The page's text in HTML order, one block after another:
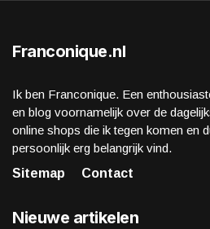
Franconique.nl
Ik ben Franconique. Een
en blog voornamelijk over de
online shops die ik tegen komen en
persoonlijk erg belangrijk vind.
Sitemap
Contact
Nieuwe artikelen